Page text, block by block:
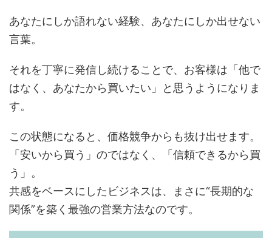
あなたにしか語れない経験、あなたにしか出せない
言葉。
それを丁寧に発信し続けることで、お客様は「他で
はなく、あなたから買いたい」と思うようになりま
す。
この状態になると、価格競争からも抜け出せます。
「安いから買う」のではなく、「信頼できるから買
う」。
共感をベースにしたビジネスは、まさに“長期的な
関係”を築く最強の営業方法なのです。